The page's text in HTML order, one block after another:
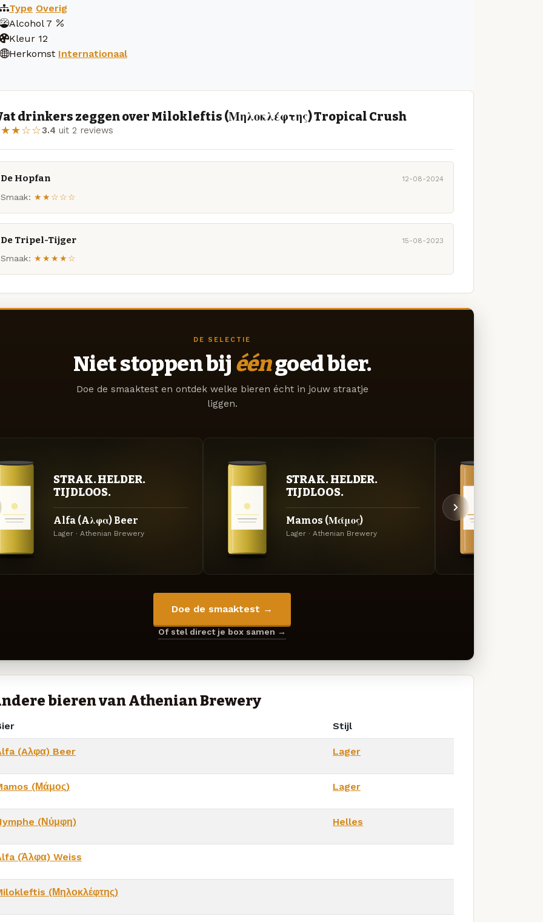
Type Overig
Alcohol 7
Kleur 12
Herkomst Internationaal
drinkers zeggen over Milokleftis (Μηλοκλέφτης) Tropical Crush
3.4 uit 2 reviews
De Hopfan 12-08-2024
Smaak: ★★☆☆☆
De Tripel-Tijger 15-08-2023
Smaak: ★★★★☆
DE SELECTIE
Niet stoppen bij ééngoed bier.
Doe de smaaktest en ontdek welke bieren écht in jouw straatje
liggen.
STRAK. HELDER.
TIJDLOOS.
Alfa (Aλφα) Beer
Lager · Athenian Brewery
STRAK. HELDER.
TIJDLOOS.
Mamos (Μάμος)
Lager · Athenian Brewery
Doe de smaaktest →
Of stel direct je box samen →
bieren van Athenian Brewery
Stijl
(Aλφα) Beer Lager
(Μάμος) Lager
(Νύμφη) Helles
(Άλφα) Weiss
(Μηλοκλέφτης)